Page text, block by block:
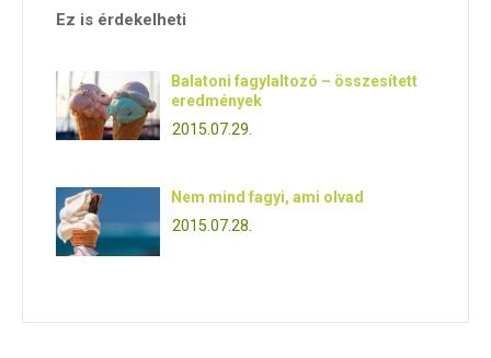
Ez is érdekelheti
Balatoni fagylaltozó – összesített
eredmények
2015.07.29.
Nem mind fagyi, ami olvad
2015.07.28.